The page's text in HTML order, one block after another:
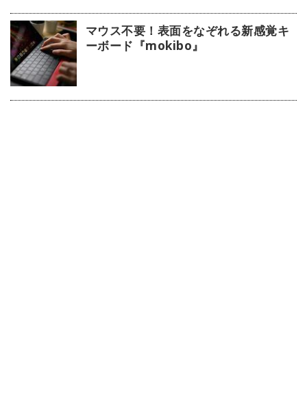
マウス不要！表面をなぞれる新感覚キ
ーボード『mokibo』